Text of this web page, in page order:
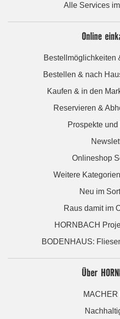
Alle Services
Online
Bestellmöglichkeiten
Bestellen & nach
Kaufen & in den
Reservieren &
Prospekte
Onlineshop
Weitere
Neu im
Raus damit im
HORNBACH
BODENHAUS:
Über
MACHER